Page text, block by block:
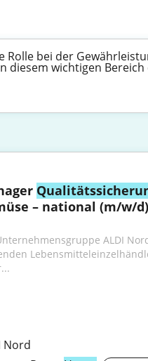
Rolle bei der
diesem wichtigen
– national (m/w/d)
ALDI
Nord